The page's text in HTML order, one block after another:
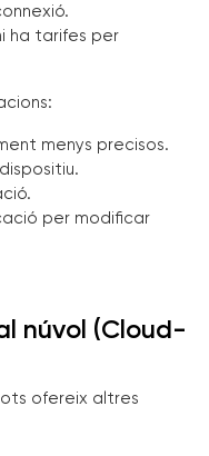
ha tarifes per
menys precisos.
per modificar
núvol (Cloud-
ofereix altres